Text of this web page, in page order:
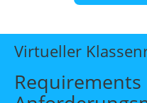
Start
Themen
Beratung
Virtueller